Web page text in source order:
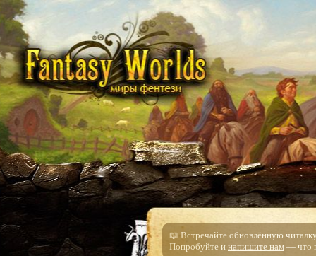
📖 Встречайте обновлённую
Попробуйте и напишите нам — что